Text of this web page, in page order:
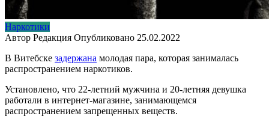
Наркотики
Автор Редакция Опубликовано 25.02.2022
В Витебске задержана молодая пара, которая занималась
распространением наркотиков.
Установлено, что 22-летний мужчина и 20-летняя девушка
работали в интернет-магазине, занимающемся
распространением запрещенных веществ.